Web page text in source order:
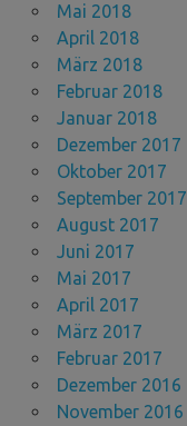
Mai 2018
April 2018
März 2018
Februar 2018
Januar 2018
Dezember 2017
Oktober 2017
September 2017
August 2017
Juni 2017
Mai 2017
April 2017
März 2017
Februar 2017
Dezember 2016
November 2016